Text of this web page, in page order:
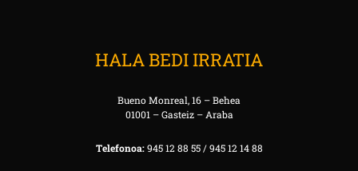
HALA BEDI IRRATIA
Bueno Monreal, 16 – Behea
01001 – Gasteiz – Araba
Telefonoa:945 12 88 55 / 945 12 14 88